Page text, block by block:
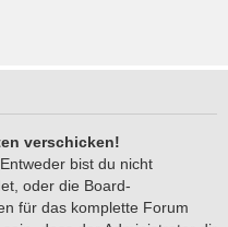
verschicken!
bist du nicht
oder die Board-
für das komplette Forum